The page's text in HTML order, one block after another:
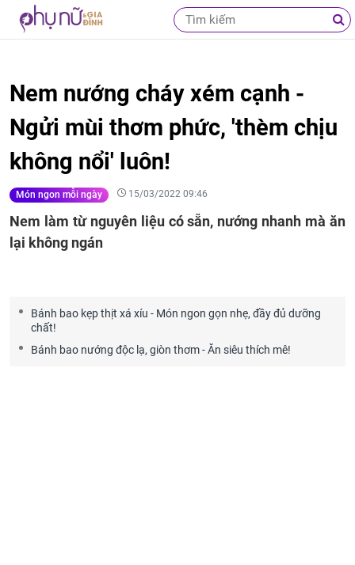
Nem nướng cháy xém cạnh -
Ngửi mùi thơm phức, 'thèm chịu
không nổi' luôn!
Món ngon mỗi ngày 15/03/2022 09:46
Nem làm từ nguyên liệu có sẵn, nướng nhanh mà ăn
lại không ngán
Bánh bao kẹp thịt xá xíu - Món ngon gọn nhẹ, đầy đủ dưỡng
chất!
Bánh bao nướng độc lạ, giòn thơm - Ăn siêu thích mê!